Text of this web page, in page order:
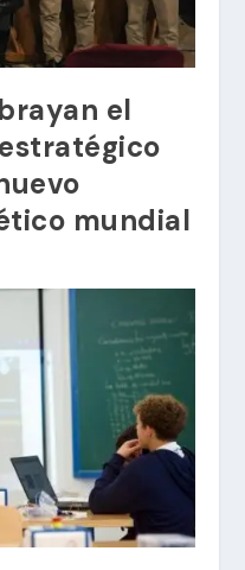
el
mundial